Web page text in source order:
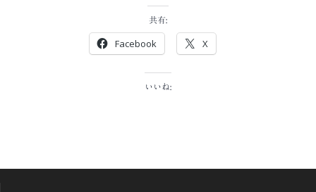
共有:
Facebook X
いいね: